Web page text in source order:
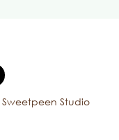
Sweetpeen Studio